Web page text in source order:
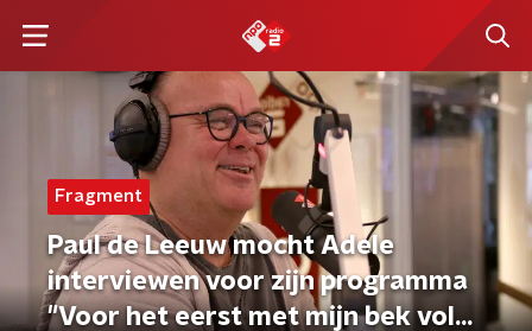
Fragment
Paul de Leeuw mocht Adele
interviewen voor zijn programma
"Voor het eerst met mijn bek vol